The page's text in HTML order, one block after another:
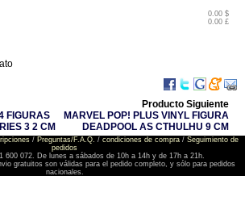
0.00 $
0.00 £
FIGURAS
3 2 CM
Producto Siguiente
MARVEL POP! PLUS VINYL FIGURA
DEADPOOL AS CTHULHU 9 CM
/ Preguntas/F.A.Q. / condiciones de compra/ Seguimiento de
pedidos
600 072. De lunes a sábados de 10h a 14h y de 17h a 21h.
gratuitos son válidas para el pedido completo, y sólo para pedidos
nacionales.